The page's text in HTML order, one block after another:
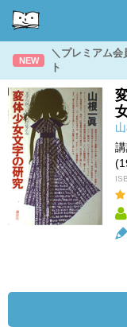
NEW
＼プレミアム会
ト